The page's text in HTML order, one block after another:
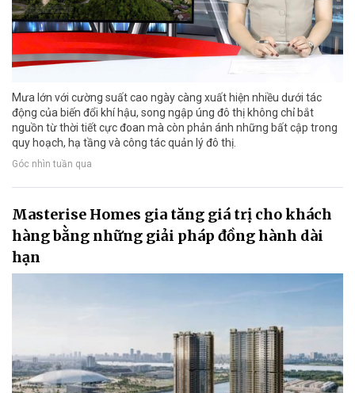
Mưa lớn với cường suất cao ngày càng xuất hiện nhiều dưới tác
động của biến đổi khí hậu, song ngập úng đô thị không chỉ bắt
nguồn từ thời tiết cực đoan mà còn phản ánh những bất cập trong
quy hoạch, hạ tầng và công tác quản lý đô thị.
Góc nhìn tuần qua
Masterise Homes gia tăng giá trị cho khách
hàng bằng những giải pháp đồng hành dài
hạn